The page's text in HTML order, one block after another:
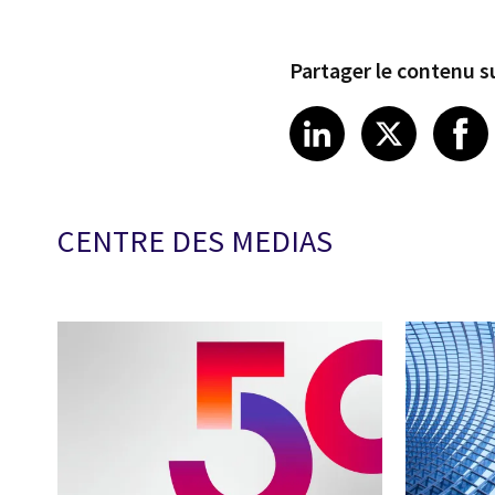
Partager le contenu
Share article
LinkedIn
Share
X
CENTRE DES MEDIAS